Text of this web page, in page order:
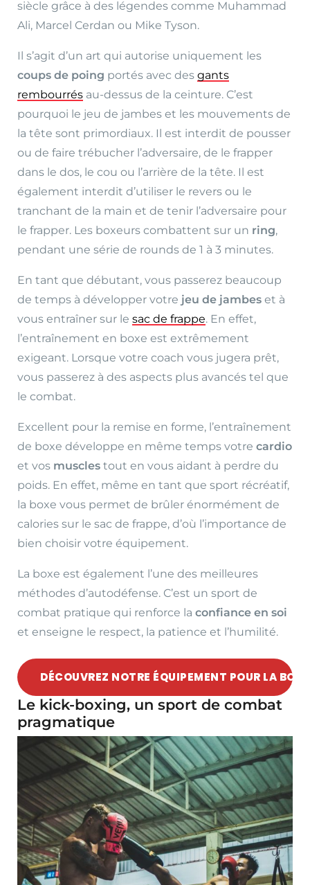
siècle grâce à des légendes comme Muhammad
Ali, Marcel Cerdan ou Mike Tyson.
Il s’agit d’un art qui autorise uniquement les
coups de poing portés avec des gants
rembourrés au-dessus de la ceinture. C’est
pourquoi le jeu de jambes et les mouvements de
la tête sont primordiaux. Il est interdit de pousser
ou de faire trébucher l’adversaire, de le frapper
dans le dos, le cou ou l’arrière de la tête. Il est
également interdit d’utiliser le revers ou le
tranchant de la main et de tenir l’adversaire pour
le frapper. Les boxeurs combattent sur un ring,
pendant une série de rounds de 1 à 3 minutes.
En tant que débutant, vous passerez beaucoup
de temps à développer votre jeu de jambes et à
vous entraîner sur le sac de frappe. En effet,
l’entraînement en boxe est extrêmement
exigeant. Lorsque votre coach vous jugera prêt,
vous passerez à des aspects plus avancés tel que
le combat.
Excellent pour la remise en forme, l’entraînement
de boxe développe en même temps votre cardio
et vos muscles tout en vous aidant à perdre du
poids. En effet, même en tant que sport récréatif,
la boxe vous permet de brûler énormément de
calories sur le sac de frappe, d’où l’importance de
bien choisir votre équipement.
La boxe est également l’une des meilleures
méthodes d’autodéfense. C’est un sport de
combat pratique qui renforce la confiance en soi
et enseigne le respect, la patience et l’humilité.
DÉCOUVREZ NOTRE ÉQUIPEMENT POUR LA BOXE
Le kick-boxing, un sport de combat
pragmatique